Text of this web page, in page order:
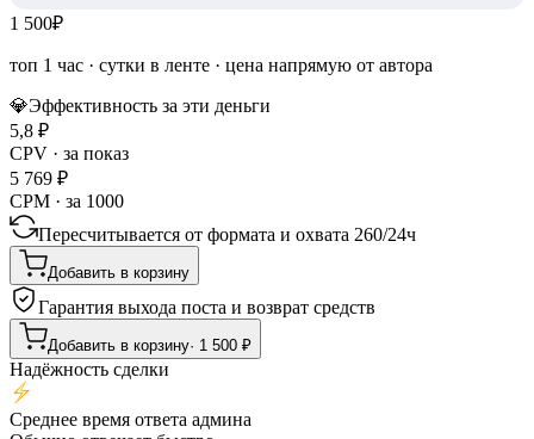
1 500₽
топ 1 час · сутки в ленте · цена напрямую от автора
💎Эффективность за эти деньги
5,8 ₽
CPV · за показ
5 769 ₽
CPM · за 1000
Пересчитывается от формата и охвата 260/24ч
Добавить в корзину
Гарантия выхода поста и возврат средств
Добавить в корзину· 1 500 ₽
Надёжность сделки
Среднее время ответа админа